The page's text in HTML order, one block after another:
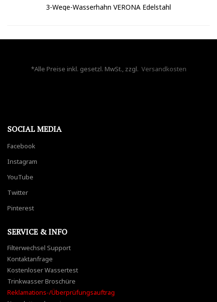
3-Wege-Wasserhahn VERONA Edelstahl
*Alle Preise inkl. gesetzl. MwSt., zzgl. Versandkosten
SOCIAL MEDIA
Facebook
Instagram
YouTube
Twitter
Pinterest
SERVICE & INFO
Filterwechsel Support
Kontaktanfrage
Kostenloser Wassertest
Trinkwasser Broschüre
Reklamations-/Überprüfungsauftrag